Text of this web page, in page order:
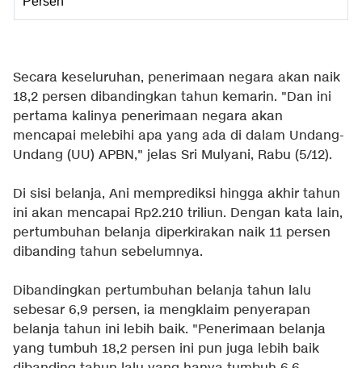
Secara keseluruhan, penerimaan negara akan naik
18,2 persen dibandingkan tahun kemarin. "Dan ini
pertama kalinya penerimaan negara akan
mencapai melebihi apa yang ada di dalam Undang-
Undang (UU) APBN," jelas Sri Mulyani, Rabu (5/12).
Di sisi belanja, Ani memprediksi hingga akhir tahun
ini akan mencapai Rp2.210 triliun. Dengan kata lain,
pertumbuhan belanja diperkirakan naik 11 persen
dibanding tahun sebelumnya.
Dibandingkan pertumbuhan belanja tahun lalu
sebesar 6,9 persen, ia mengklaim penyerapan
belanja tahun ini lebih baik. "Penerimaan belanja
yang tumbuh 18,2 persen ini pun juga lebih baik